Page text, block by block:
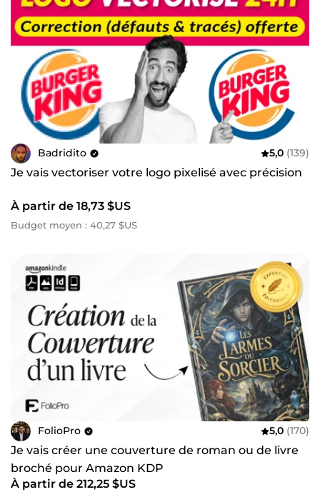
Badridito 5,0 (139)
Je vais vectoriser votre logo pixelisé avec précision
À partir de 18,73 $US
Budget moyen : 40,27 $US
FolioPro 5,0 (170)
Je vais créer une couverture de roman ou de livre
broché pour Amazon KDP
À partir de 212,25 $US